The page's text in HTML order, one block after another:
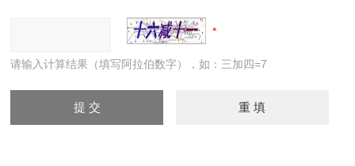
请输入计算结果（填写阿拉伯数字），如：三加四=7